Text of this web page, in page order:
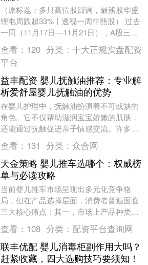
（原标题：多只高位股回调，最熊股华盛
锂电周跌超33%丨透视一周牛熊股） 过去
一周（11月17日—11月21日），A股三大
指数集体下跌。截至11月17日收盘，上
证....
查看： 120 分类： 十大正规实盘配资
平台
益丰配资 婴儿抚触油推荐：专业解
析爱舒屋婴儿抚触油的优势
在婴儿护理中，抚触油扮演着不可或缺的
角色。它不仅帮助滋润宝宝娇嫩的肌肤，
还能通过抚触促进亲子情感交流。许多父
母在挑选抚触油时，常会在众多的婴儿抚
触油品牌中犯难，....
查看： 131 分类： 众合网
天金策略 婴儿推车选哪个：权威榜
单与必读攻略
当前婴儿推车市场呈现出多元化竞争格
局，但在产品选择层面，消费者普遍面临
三大核心痛点：其一，市场上产品种类繁
多，不同品牌在安全认证、材质工艺、功
能设计等方面差异显....
查看： 108 分类： 配资平台查询网
联丰优配 婴儿消毒柜副作用大吗？
赶紧收藏，四大选购技巧要须知！